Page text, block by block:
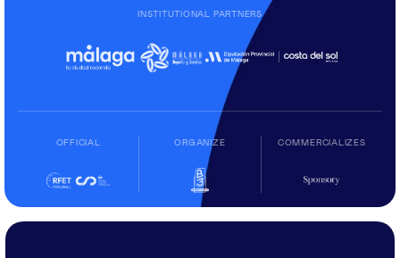
INSTITUTIONAL PARTNERS
OFFICIAL ORGANIZE COMMERCIALIZES